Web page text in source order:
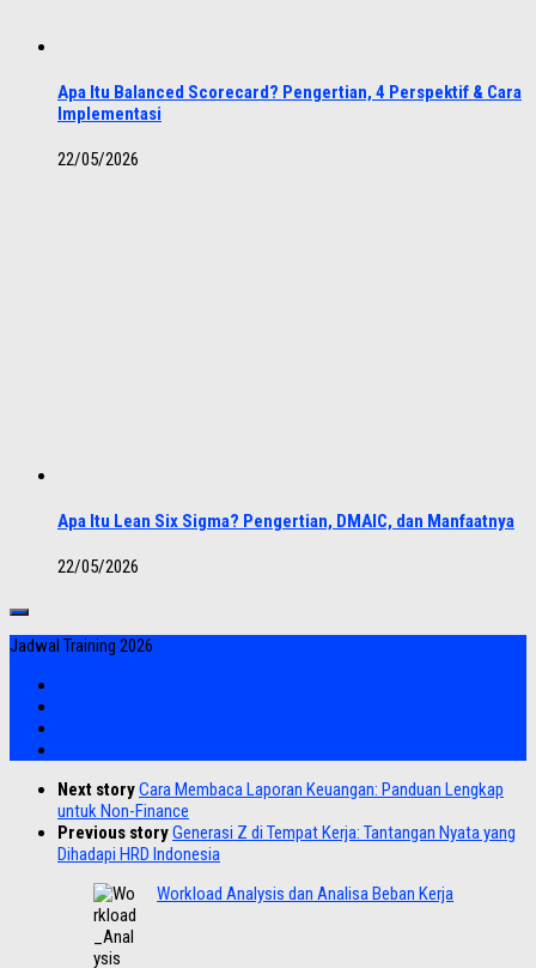
Apa Itu Balanced Scorecard? Pengertian, 4 Perspektif & Cara
Implementasi
22/05/2026
Apa Itu Lean Six Sigma? Pengertian, DMAIC, dan Manfaatnya
22/05/2026
Jadwal Training 2026
Next storyCara Membaca Laporan Keuangan: Panduan Lengkap
untuk Non-Finance
Previous storyGenerasi Z di Tempat Kerja: Tantangan Nyata yang
Dihadapi HRD Indonesia
Workload Analysis dan Analisa Beban Kerja